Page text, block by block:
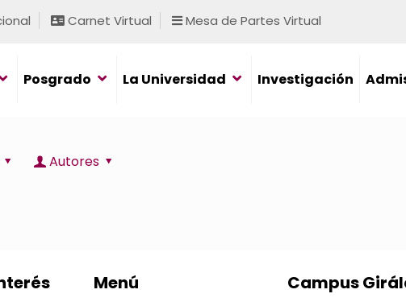
Carnet Virtual Mesa de Partes Virtual
Posgrado La Universidad Investigación
Autores
Menú Campus